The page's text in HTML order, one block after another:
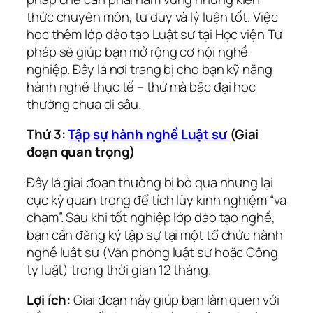
thức chuyên môn, tư duy và lý luận tốt. Việc
học thêm lớp đào tạo Luật sư tại Học viện Tư
pháp sẽ giúp bạn mở rộng cơ hội nghề
nghiệp. Đây là nơi trang bị cho bạn kỹ năng
hành nghề thực tế – thứ mà bậc đại học
thường chưa đi sâu.
Thứ 3:Tập sự hành nghề Luật sư (Giai
đoạn quan trọng)
Đây là giai đoạn thường bị bỏ qua nhưng lại
cực kỳ quan trọng để tích lũy kinh nghiệm “va
chạm”. Sau khi tốt nghiệp lớp đào tạo nghề,
bạn cần đăng ký tập sự tại một tổ chức hành
nghề luật sư (Văn phòng luật sư hoặc Công
ty luật) trong thời gian 12 tháng.
Lợi ích:Giai đoạn này giúp bạn làm quen với